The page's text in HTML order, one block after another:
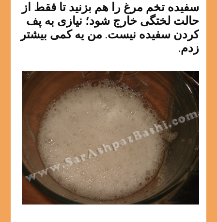
سفیده تخم مرغ را هم بزنید تا فقط از
حالت لختگی خارج شود؛ نیازی به پف
کردن سفیده نیست. من یه کمی بیشتر
زدم.